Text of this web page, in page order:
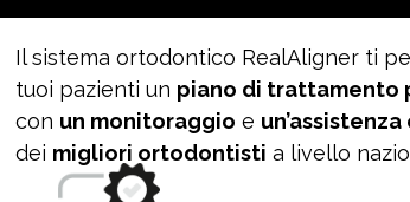
Il sistema ortodontico RealAligner ti
tuoi pazienti un piano di trattamento
con un monitoraggio e
dei migliori ortodontisti a livello